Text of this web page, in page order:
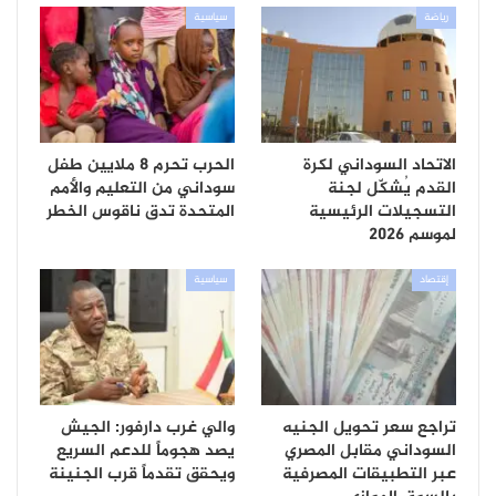
رياضة
الاتحاد السوداني لكرة
القدم يُشكّل لجنة
التسجيلات الرئيسية
لموسم 2026
سياسية
الحرب تحرم 8 ملايين طفل
سوداني من التعليم والأمم
المتحدة تدق ناقوس الخطر
إقتصاد
تراجع سعر تحويل الجنيه
السوداني مقابل المصري
عبر التطبيقات المصرفية
سياسية
والي غرب دارفور: الجيش
يصد هجوماً للدعم السريع
ويحقق تقدماً قرب الجنينة